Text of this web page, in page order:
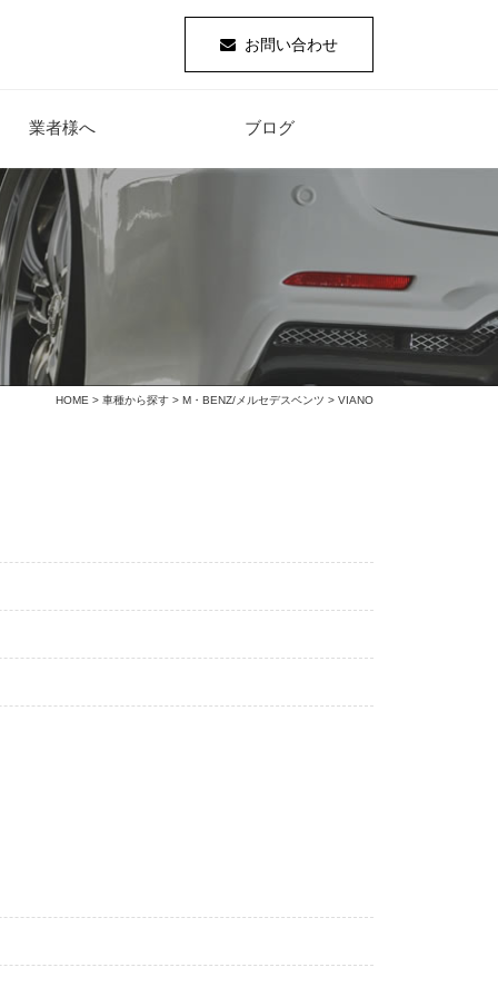
お問い合わせ
業者様へ ブログ
HOME > 車種から探す > M・BENZ/メルセデスベンツ > VIANO